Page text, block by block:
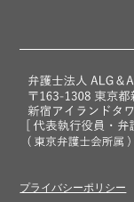
プライバシーポリシー